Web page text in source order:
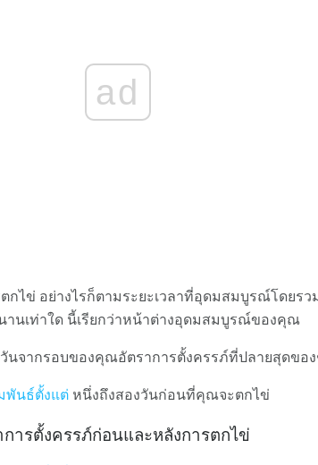
ad
ตกไข่ อย่างไรก็ตามระยะเวลาที่อุดมสมบูรณ์โดยร
านเท่าใด นี้เรียกว่าหน้าต่างอุดมสมบูรณ์ของคุณ
จากรอบของคุณอัตราการตั้งครรภ์ที่ปลายสุดของ
พันธ์ตั้งแต่ หนึ่งถึงสองวันก่อนที่คุณจะตกไข่
รตั้งครรภ์ก่อนและหลังการตกไข่